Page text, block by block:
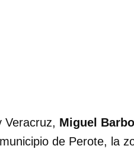
Veracruz, Miguel
de Perote, la